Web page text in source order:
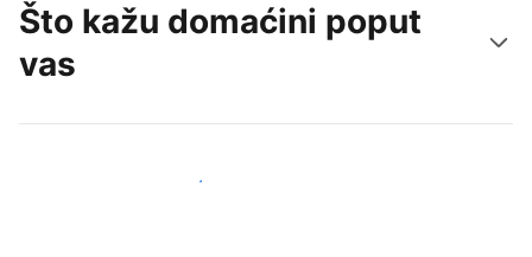
Što kažu domaćini poput
vas
Pridružite se domaćinima poput vas